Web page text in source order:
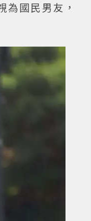
國民男友，